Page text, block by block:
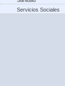
Servicios Sociales